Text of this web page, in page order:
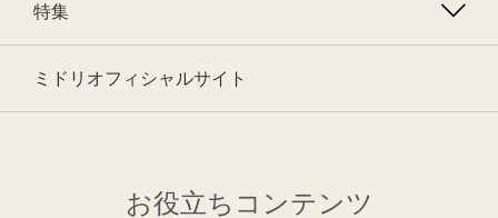
特集
ミドリオフィシャルサイト
お役立ちコンテンツ